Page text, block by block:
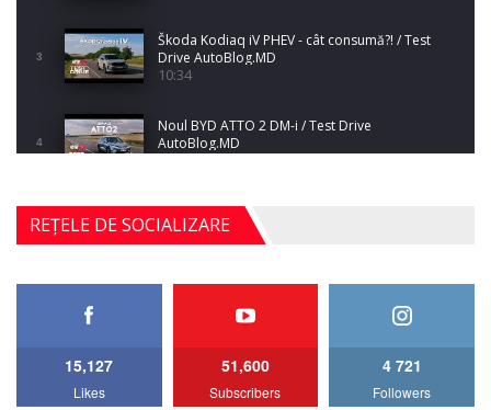
3
Škoda Kodiaq iV PHEV - cât consumă?! / Test
Drive AutoBlog.MD
10:34
4
Noul BYD ATTO 2 DM-i / Test Drive
AutoBlog.MD
17:35
5
Noul Mercedes-Benz S-Class facelift (S 580
4MATIC V223) / Test Drive AutoBlog.MD
27:33
AutoBlog.MD
REȚELE DE SOCIALIZARE
15,127
Likes
51,600
Subscribers
4 721
Followers